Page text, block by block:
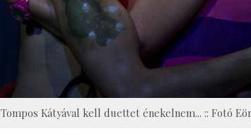
Tompos Kátyával kell duettet énekelnem... :: Fotó